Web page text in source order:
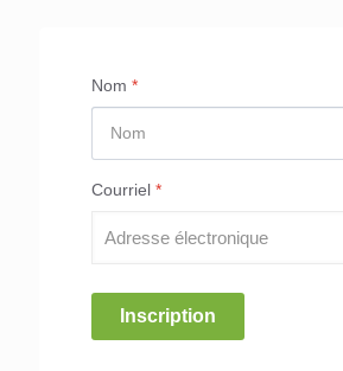
Nom *
Courriel *
Inscription